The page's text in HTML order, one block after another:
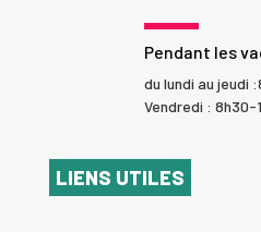
Pendant les
du lundi au jeudi
Vendredi : 8h30-
LIENS UTILES